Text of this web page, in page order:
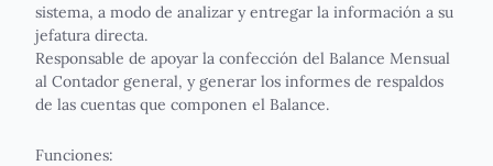
sistema, a modo de analizar y entregar la información a su
jefatura directa.
Responsable de apoyar la confección del Balance Mensual
al Contador general, y generar los informes de respaldos
de las cuentas que componen el Balance.
Funciones: